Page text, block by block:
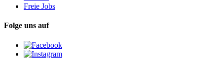
Freie Jobs
Folge uns auf